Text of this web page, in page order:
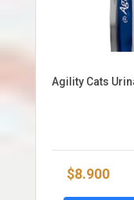
Agility Cats
$8.900